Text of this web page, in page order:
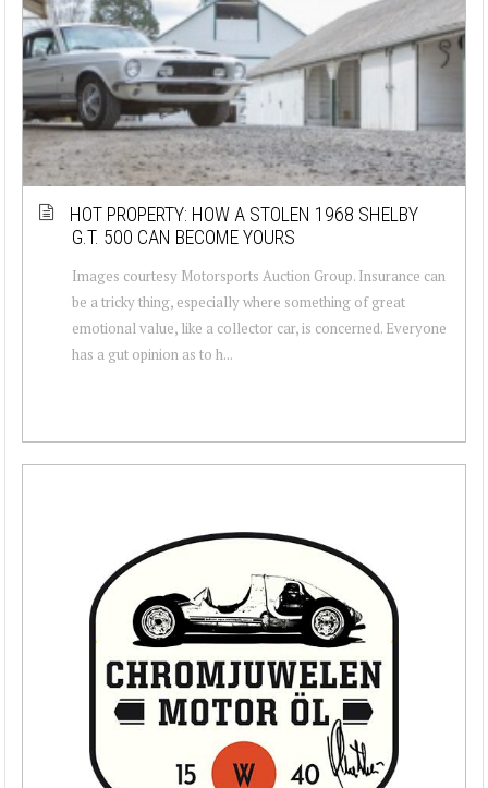
HOT PROPERTY: HOW A STOLEN 1968 SHELBY
G.T. 500 CAN BECOME YOURS
Images courtesy Motorsports Auction Group. Insurance can
be a tricky thing, especially where something of great
emotional value, like a collector car, is concerned. Everyone
has a gut opinion as to h...